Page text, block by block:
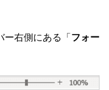
右側にある「 フォー